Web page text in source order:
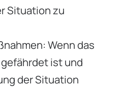
Situation zu
Wenn das
ist und
der Situation